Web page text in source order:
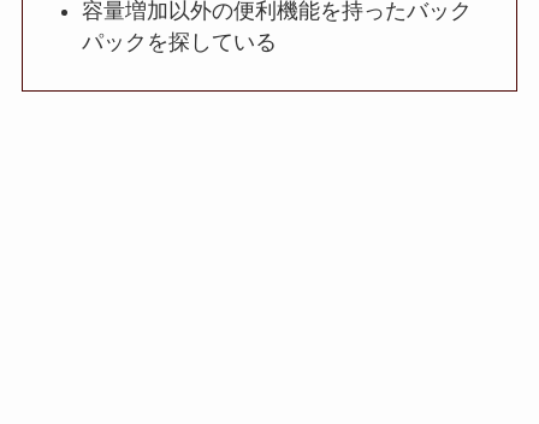
容量増加以外の便利機能を持ったバック
パックを探している